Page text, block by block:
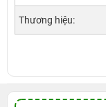
Thương hiệu: